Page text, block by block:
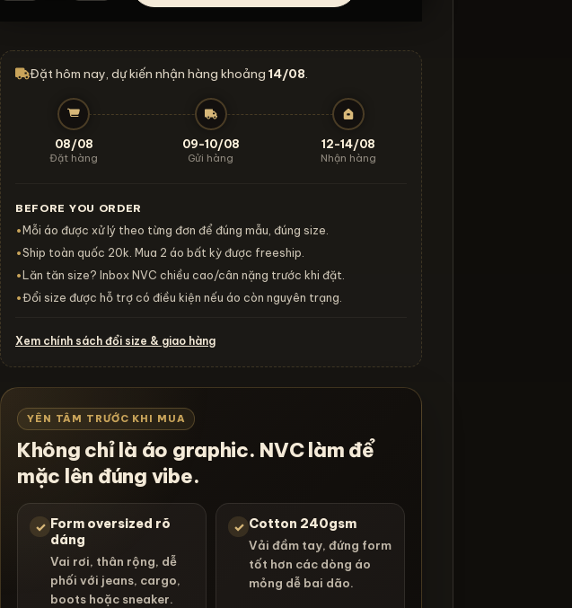
Đặt hôm nay, dự kiến nhận hàng khoảng 14/08.
08/08
Đặt hàng
09-10/08
Gửi hàng
12-14/08
Nhận hàng
BEFORE YOU ORDER
•Mỗi áo được xử lý theo từng đơn để đúng mẫu, đúng size.
•Ship toàn quốc 20k. Mua 2 áo bất kỳ được freeship.
•Lăn tăn size? Inbox NVC chiều cao/cân nặng trước khi đặt.
•Đổi size được hỗ trợ có điều kiện nếu áo còn nguyên trạng.
Xem chính sách đổi size & giao hàng
YÊN TÂM TRƯỚC KHI MUA
Không chỉ là áo graphic. NVC làm để
mặc lên đúng vibe.
✓ Form oversized rõ
dáng
Vai rơi, thân rộng, dễ
phối với jeans, cargo,
boots hoặc sneaker.
✓ Cotton 240gsm
Vải đầm tay, đứng form
tốt hơn các dòng áo
mỏng dễ bai dão.